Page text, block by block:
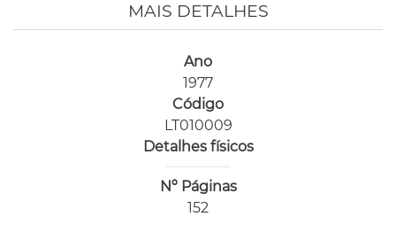
MAIS DETALHES
Ano
1977
Código
LT010009
Detalhes físicos
Nº Páginas
152